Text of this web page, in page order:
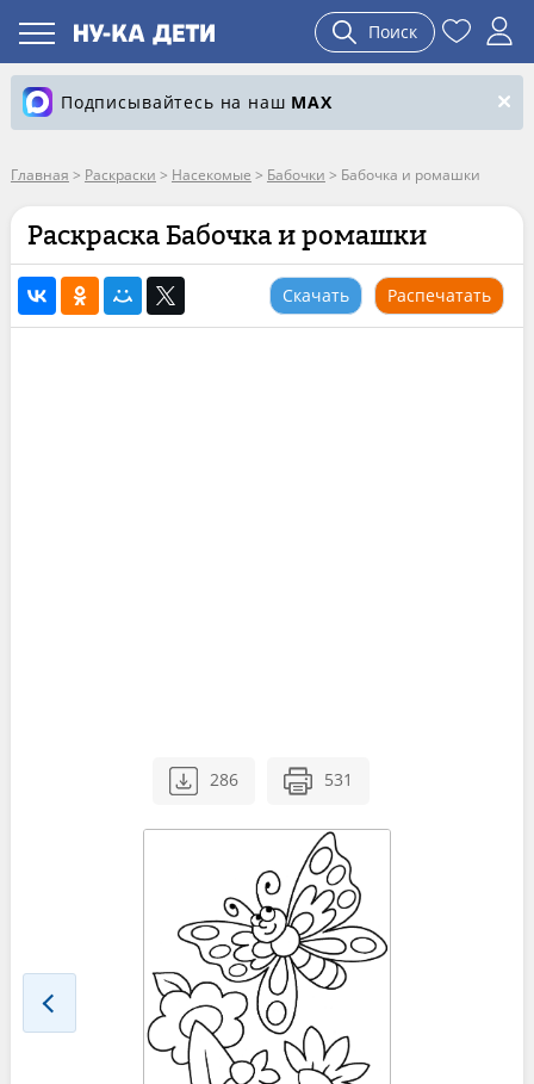
Поиск
Подписывайтесь на наш MAX
Главная > Раскраски > Насекомые > Бабочки > Бабочка и ромашки
Раскраска Бабочка и ромашки
Скачать Распечатать
286 531